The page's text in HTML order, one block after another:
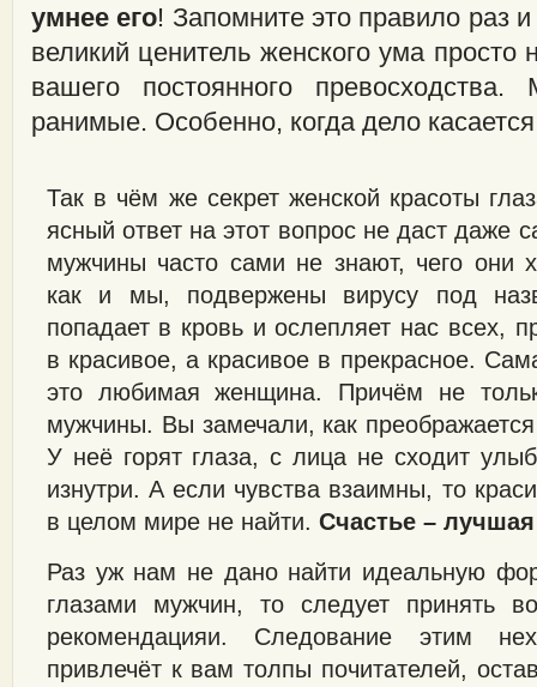
умнее его! Запомните это правило раз
великий ценитель женского ума просто
вашего постоянного
ранимые. Особенно, когда дело
Так в чём же секрет женской красоты
ясный ответ на этот вопрос не даст даже
мужчины часто сами не знают, чего они
как и мы, подвержены вирусу под
попадает в кровь и ослепляет нас всех,
в красивое, а красивое в прекрасное.
это любимая женщина. Причём не
мужчины. Вы замечали, как
У неё горят глаза, с лица не сходит
изнутри. А если чувства взаимны, то
в целом мире не найти. Счастье –
Раз уж нам не дано найти идеальную
глазами мужчин, то следует принять
рекомендацияи. Следование этим
привлечёт к вам толпы почитателей,